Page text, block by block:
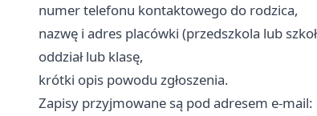
numer telefonu kontaktowego do rodzica,
nazwę i adres placówki (przedszkola lub
oddział lub klasę,
krótki opis powodu zgłoszenia.
Zapisy przyjmowane są pod adresem e‑mail: